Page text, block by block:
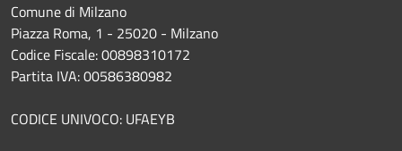
Comune di Milzano
Piazza Roma, 1 - 25020 - Milzano
Codice Fiscale: 00898310172
Partita IVA: 00586380982
CODICE UNIVOCO: UFAEYB